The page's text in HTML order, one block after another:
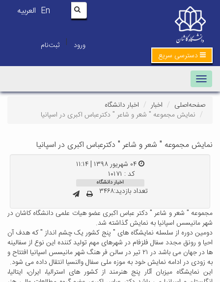
En العربیه
ورود | ثبت‌نام
دسترسی سریع
Toggle navigation
صفحه‌اصلی اخبار
اخبار دانشگاه
نمایش مجموعه " شعر و شاعر " دکترعباس اکبری در اسپانیا
نمایش مجموعه " شعر و شاعر " دکترعباس اکبری در اسپانیا
۰۴ شهریور ۱۳۹۸ | ۱۱:۱۴
کد : ۱۰۱۷۱
اخبار دانشگاه
تعداد بازدید:۳۴۶۸
مجموعه " شعر و شاعر " دکتر عباس اکبری عضو هیات علمی دانشگاه کاشان در
شهر مانیسس اسپانیا به نمایش گذاشته شد.
دومین دوره از سلسله نمایشگاه های " پنج کشور یک چشم انداز " که هدف آن
احیا و رونق مجدد سفال فلزفام در شهرهای مهم تولید کننده این نوع از سفالینه
ها در جهان می باشد در ۲۱ تیر در سالن فر هنگ شهر مانیسس اسپانیا افتتاح و
به زودی در ادامه نمایش خود به موزه ملی سفال والنسیا انتقال داده می شود.
این نمایشگاه میزبان آثار پنج هنرمند از کشور های استرالیا، ایران، ایتالیا،